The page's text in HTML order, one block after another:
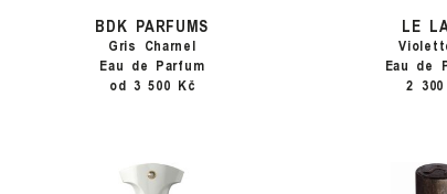
BDK PARFUMS
Gris Charnel
Eau de Parfum
od 3 500 Kč
LE
Eau de
2